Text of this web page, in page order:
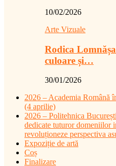
10/02/2026
Arte Vizuale
Rodica
culoare și…
30/01/2026
2026 – Academia Română
(4 aprilie)
2026 – Politehnica
dedicate tuturor domeniilor
revoluționeze perspectiva
Expoziție de artă
Coș
Finalizare